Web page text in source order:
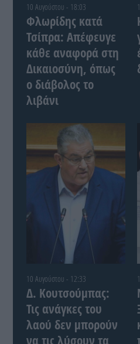
10 Αυγούστου - 18:03
Φλωρίδης κατά
Τσίπρα: Απέφευγε
κάθε αναφορά στη
Δικαιοσύνη, όπως
ο διάβολος το
λιβάνι
10 Αυγούστου - 12:33
Δ. Κουτσούμπας:
Τις ανάγκες του
λαού δεν μπορούν
να τις λύσουν τα